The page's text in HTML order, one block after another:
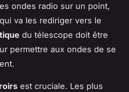
ondes radio sur un point,
va les rediriger vers le
du télescope doit être
permettre aux ondes de se
est cruciale. Les plus